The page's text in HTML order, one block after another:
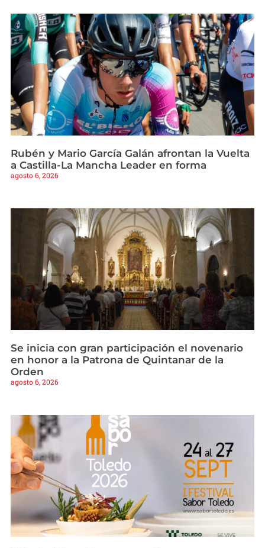
Rubén y Mario García Galán afrontan la Vuelta
a Castilla-La Mancha Leader en forma
agosto 6, 2026
Se inicia con gran participación el novenario
en honor a la Patrona de Quintanar de la
Orden
agosto 6, 2026